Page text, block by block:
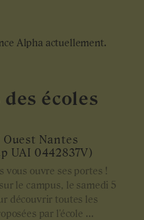
Alpha actuellement.
écoles
Ouest Nantes
UAI 0442837V)
vous ouvre ses portes !
le campus, le samedi 5
découvrir toutes les
par l'école …